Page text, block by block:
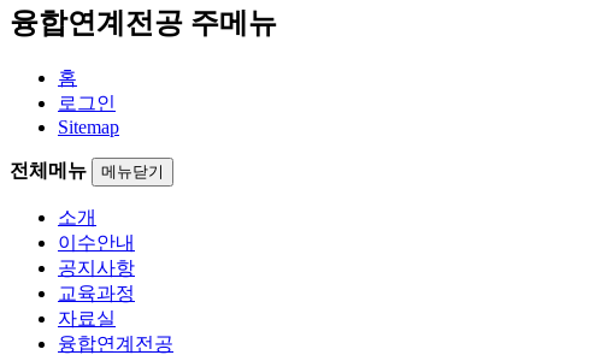
융합연계전공 주메뉴
홈
로그인
Sitemap
전체메뉴 메뉴닫기
소개
이수안내
공지사항
교육과정
자료실
융합연계전공